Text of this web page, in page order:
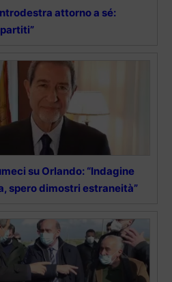
attorno a sé:
su Orlando: “Indagine
spero dimostri estraneità”